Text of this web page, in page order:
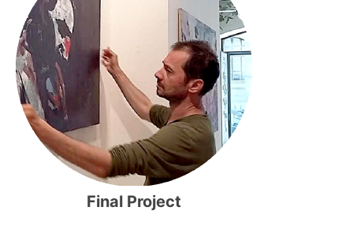
Final Project